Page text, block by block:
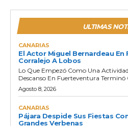
ULTIMAS
CANARIAS
El Actor Miguel Bernardeau En
Corralejo A Lobos
Lo Que Empezó Como Una
Descanso En Fuerteventura Terminó
Agosto 8, 2026
CANARIAS
Pájara Despide Sus Fiestas
Grandes Verbenas